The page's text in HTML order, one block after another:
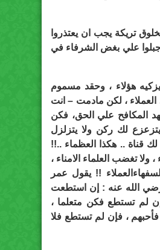
تريكة يجب ان يعتذروا
جبلوا علي بغض الشرفاء في
هؤلاء ، وحقد مسموم
العملاء ، لكن مادمت – انت
المكافح علي الحق، فكن
لك ركن ولا يتزلزل
قناة .. هكذا العظماء ..!!
ولا تغضب العلماء الامناء ،
!! يقول عمر
رضي الله عنه : إن استطعت
لم تستطع فكن متعلما ،
، فإن لم تستطع فلا